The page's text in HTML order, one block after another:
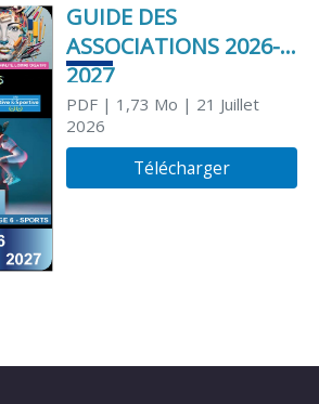
GUIDE DES
ASSOCIATIONS 2026-
2027
PDF| 1,73 Mo | 21 Juillet
2026
Télécharger